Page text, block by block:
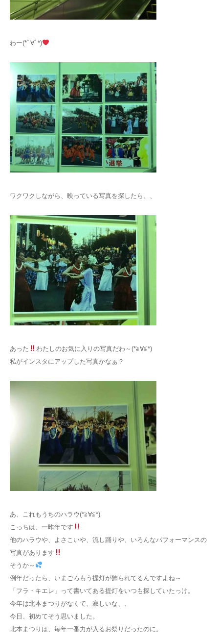
わー(*ﾟ∀ﾟ*)
ワクワクしながら、映っている写真を探したら、、
あった
わたしのお気に入りの写真だわ～(*≧∀≦*)
私がインスタにアップした写真かなぁ？
あ、これもうちのハラウ(*≧∀≦*)
こっちは、一昨年です
他のハラウや、よさこいや、流し踊りや、いろんなパフォーマンスの
写真があります
そうか～
例年だったら、いまごろもう提灯が飾られてるんですよね～
「フラ・キエレ」って書いてある提灯をいつも探していたっけ。
今年は北本まつりがなくて、寂しいな、、
今日、初めてそう思いました。
北本まつりは、毎年一番力が入るお祭りだったのに。